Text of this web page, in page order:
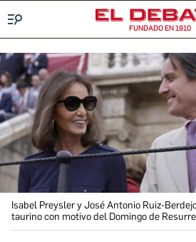
FUNDADO EN 1910
Isabel Preysler y José Antonio Ruiz-
taurino con motivo del Domingo de